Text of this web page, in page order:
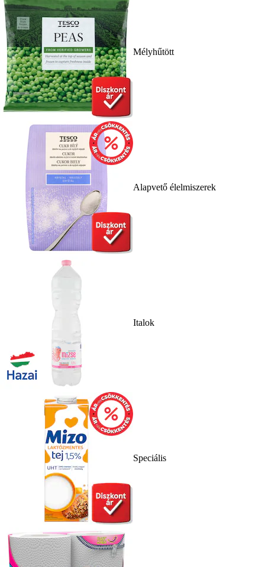
Mélyhűtött
Alapvető élelmiszerek
Italok
Speciális